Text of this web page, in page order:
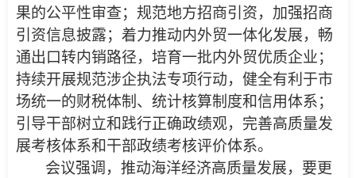
果的公平性审查；规范地方招商引资，加强招商
引资信息披露；着力推动内外贸一体化发展，畅
通出口转内销路径，培育一批内外贸优质企业；
持续开展规范涉企执法专项行动，健全有利于市
场统一的财税体制、统计核算制度和信用体系；
引导干部树立和践行正确政绩观，完善高质量发
展考核体系和干部政绩考核评价体系。
会议强调，推动海洋经济高质量发展，要更